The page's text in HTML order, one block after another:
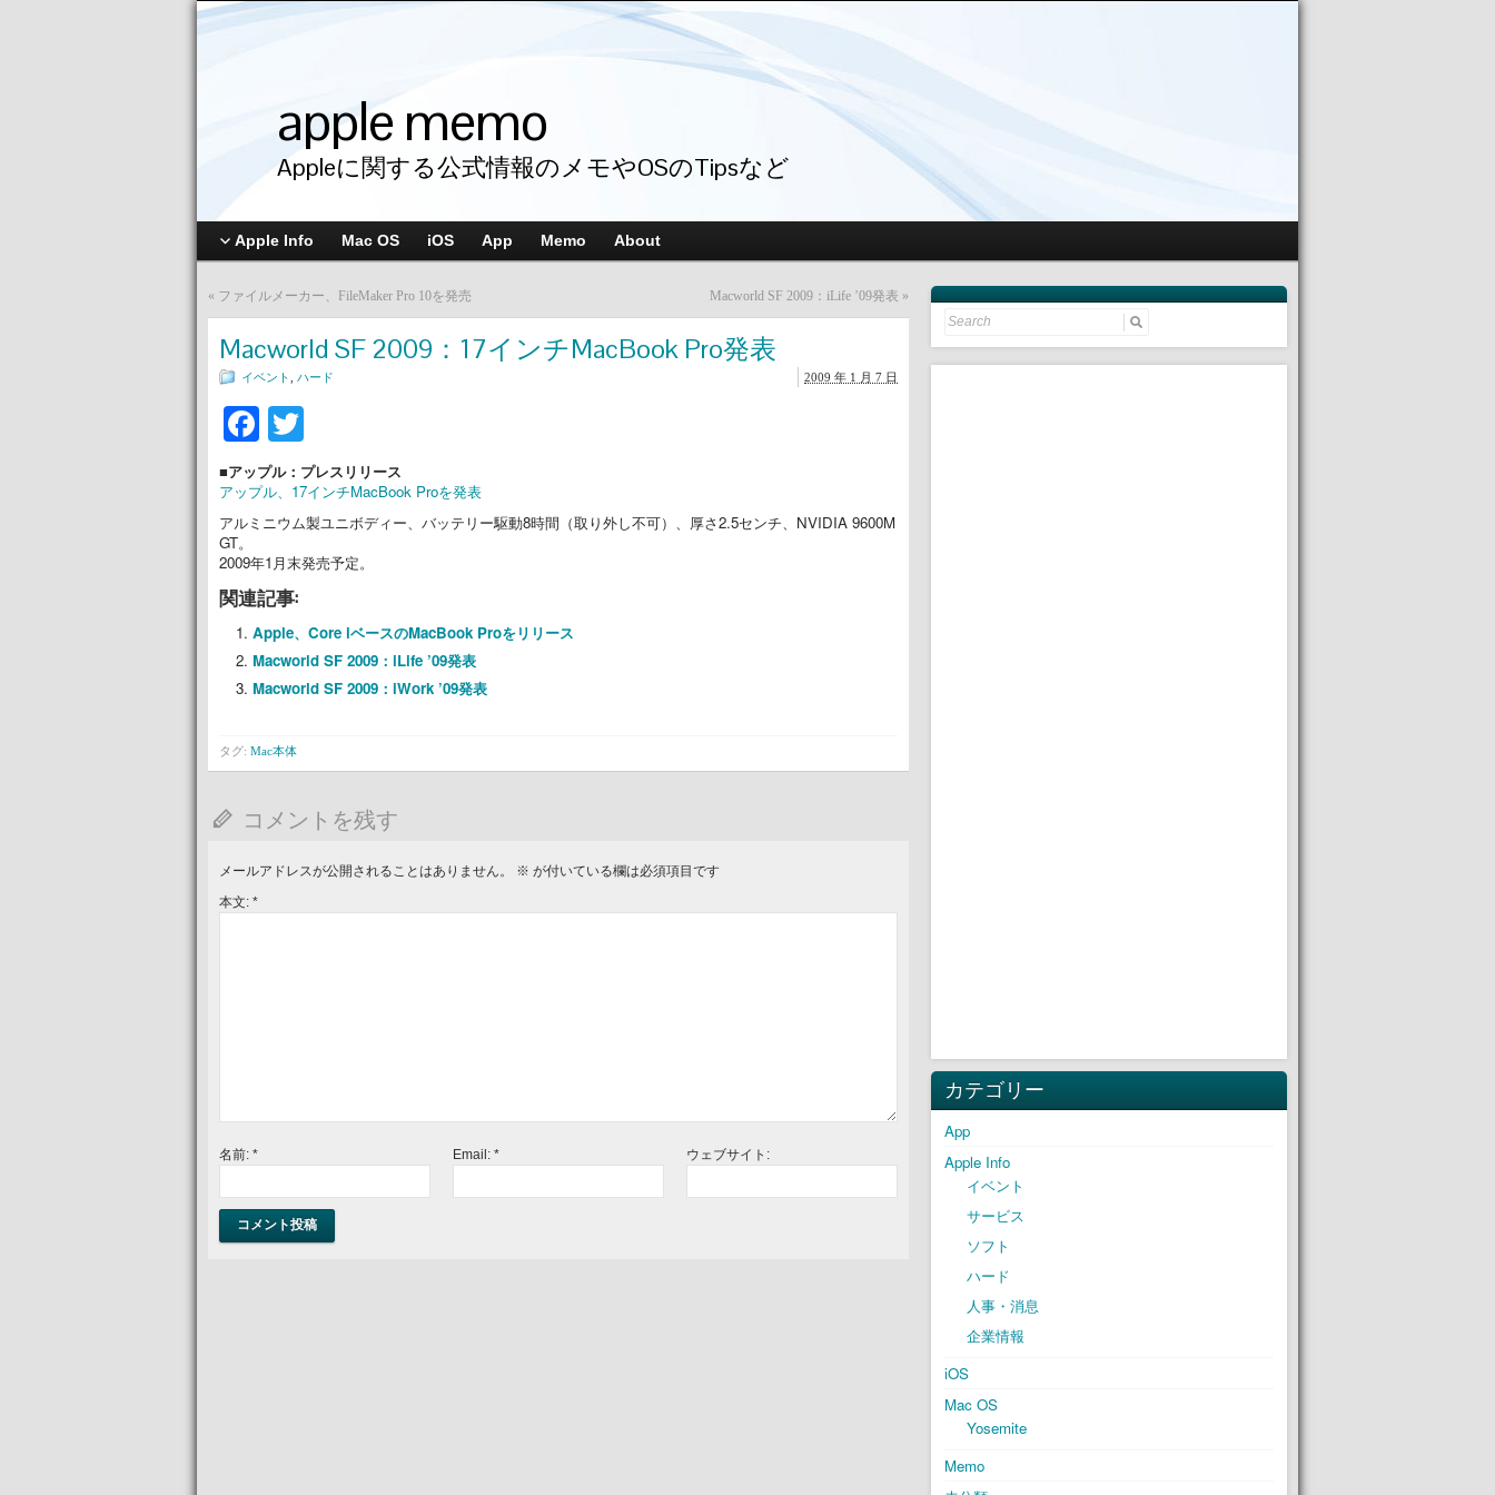
apple memo
Appleに関する公式情報のメモやOSのTipsなど
Apple Info Mac OS iOS App Memo About
« ファイルメーカー、FileMaker Pro 10を発売 Macworld SF 2009：iLife ’09発表 »
Macworld SF 2009：17インチMacBook Pro発表
イベント ハード 2009 年 1 月 7 日
Facebook
■アップル：プレスリリース
アップル、17インチMacBook Proを発表
アルミニウム製ユニボディー、バッテリー駆動8時間（取り外し不可）、厚さ2.5センチ、NVIDIA 9600M
GT。
2009年1月末発売予定。
関連記事:
Apple、Core iベースのMacBook Proをリリース
Macworld SF 2009：iLife ’09発表
Macworld SF 2009：iWork ’09発表
タグ: Mac本体
コメントを残す
メールアドレスが公開されることはありません。 ※ が付いている欄は必須項目です
本文: *
名前: * Email: * ウェブサイト:
Search
カテゴリー
App
Apple Info
イベント
サービス
ソフト
ハード
人事・消息
企業情報
iOS
Mac OS
Yosemite
Memo